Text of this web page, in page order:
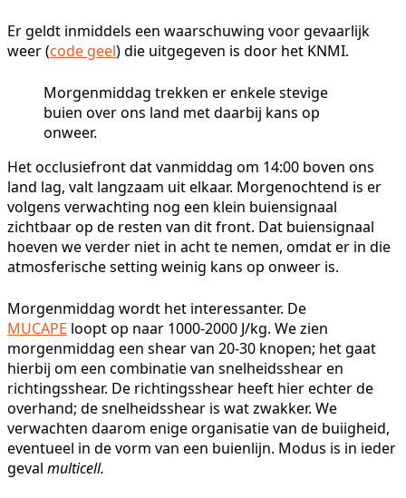
Er geldt inmiddels een waarschuwing voor gevaarlijk
weer (code geel) die uitgegeven is door het KNMI.
Morgenmiddag trekken er enkele stevige
buien over ons land met daarbij kans op
onweer.
Het occlusiefront dat vanmiddag om 14:00 boven ons
land lag, valt langzaam uit elkaar. Morgenochtend is er
volgens verwachting nog een klein buiensignaal
zichtbaar op de resten van dit front. Dat buiensignaal
hoeven we verder niet in acht te nemen, omdat er in die
atmosferische setting weinig kans op onweer is.
Morgenmiddag wordt het interessanter. De
MUCAPE loopt op naar 1000-2000 J/kg. We zien
morgenmiddag een shear van 20-30 knopen; het gaat
hierbij om een combinatie van snelheidsshear en
richtingsshear. De richtingsshear heeft hier echter de
overhand; de snelheidsshear is wat zwakker. We
verwachten daarom enige organisatie van de buiigheid,
eventueel in de vorm van een buienlijn. Modus is in ieder
geval multicell.